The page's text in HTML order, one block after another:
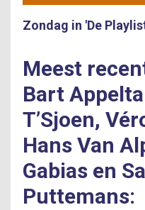
Zondag in 'De
Meest
Bart
T’Sjoen,
Hans Van
Gabias en
Puttemans: